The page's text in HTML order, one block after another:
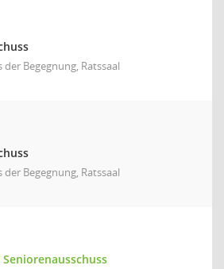
der Begegnung, Ratssaal
der Begegnung, Ratssaal